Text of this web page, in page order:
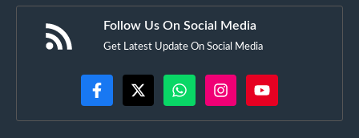
Follow Us On Social Media
Get Latest Update On Social Media